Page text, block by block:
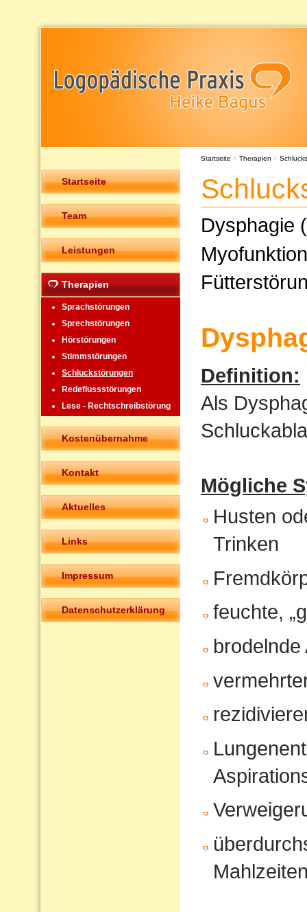
Startseite
Team
Leistungen
Therapien
Sprachstörungen
Sprechstörungen
Hörstörungen
Stimmstörungen
Schluckstörungen
Redeflussstörungen
Lese - Rechtschreibstörung
Kostenübernahme
Kontakt
Aktuelles
Links
Impressum
Datenschutzerklärung
Startseite > Therapien >
Dysphagie
Definition:
Als
Mögliche
Husten
Trinken
feuchte,
brodelnde